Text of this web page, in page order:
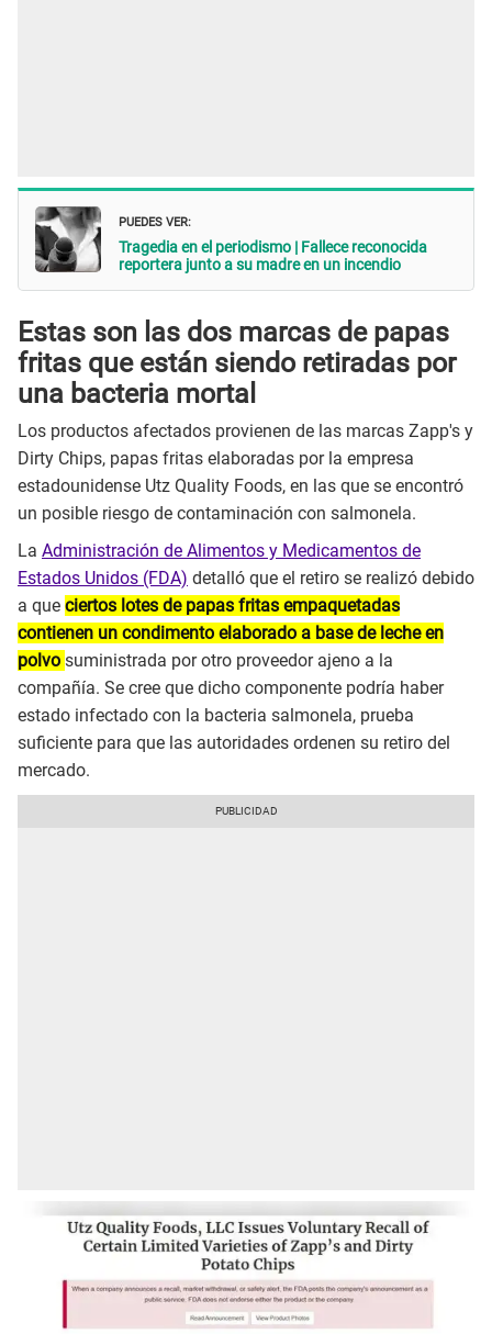
PUEDES VER:
Tragedia en el periodismo | Fallece reconocida
reportera junto a su madre en un incendio
Estas son las dos marcas de papas
fritas que están siendo retiradas por
una bacteria mortal
Los productos afectados provienen de las marcas Zapp's y
Dirty Chips, papas fritas elaboradas por la empresa
estadounidense Utz Quality Foods, en las que se encontró
un posible riesgo de contaminación con salmonela.
La Administración de Alimentos y Medicamentos de
Estados Unidos (FDA) detalló que el retiro se realizó debido
a que ciertos lotes de papas fritas empaquetadas
contienen un condimento elaborado a base de leche en
polvo suministrada por otro proveedor ajeno a la
compañía. Se cree que dicho componente podría haber
estado infectado con la bacteria salmonela, prueba
suficiente para que las autoridades ordenen su retiro del
mercado.